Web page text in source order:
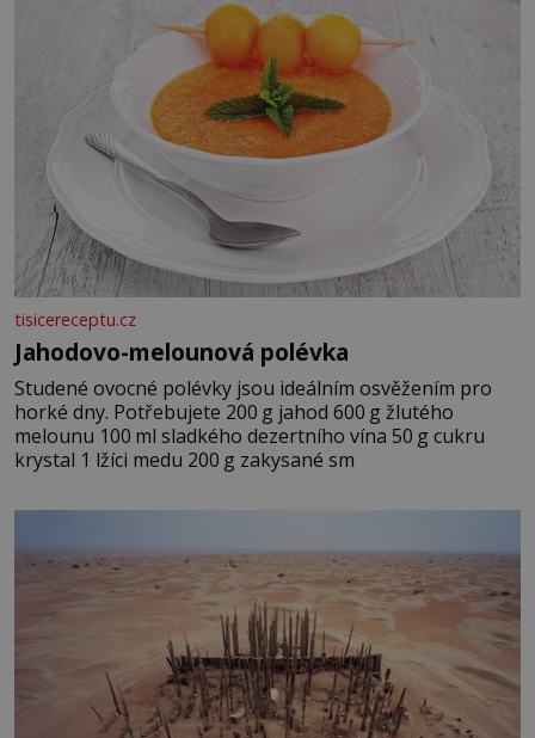
tisicereceptu.cz
Jahodovo-melounová polévka
Studené ovocné polévky jsou ideálním osvěžením pro
horké dny. Potřebujete 200 g jahod 600 g žlutého
melounu 100 ml sladkého dezertního vína 50 g cukru
krystal 1 lžíci medu 200 g zakysané sm